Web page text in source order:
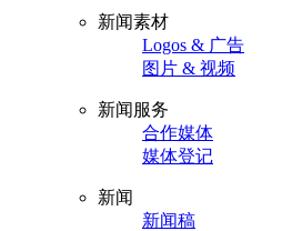
新闻素材
Logos & 广告
图片 & 视频
新闻服务
合作媒体
媒体登记
新闻
新闻稿